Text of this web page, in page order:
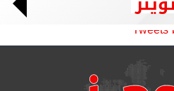
Tweets